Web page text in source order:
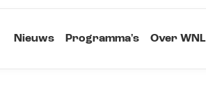
Nieuws Programma's Over WNL